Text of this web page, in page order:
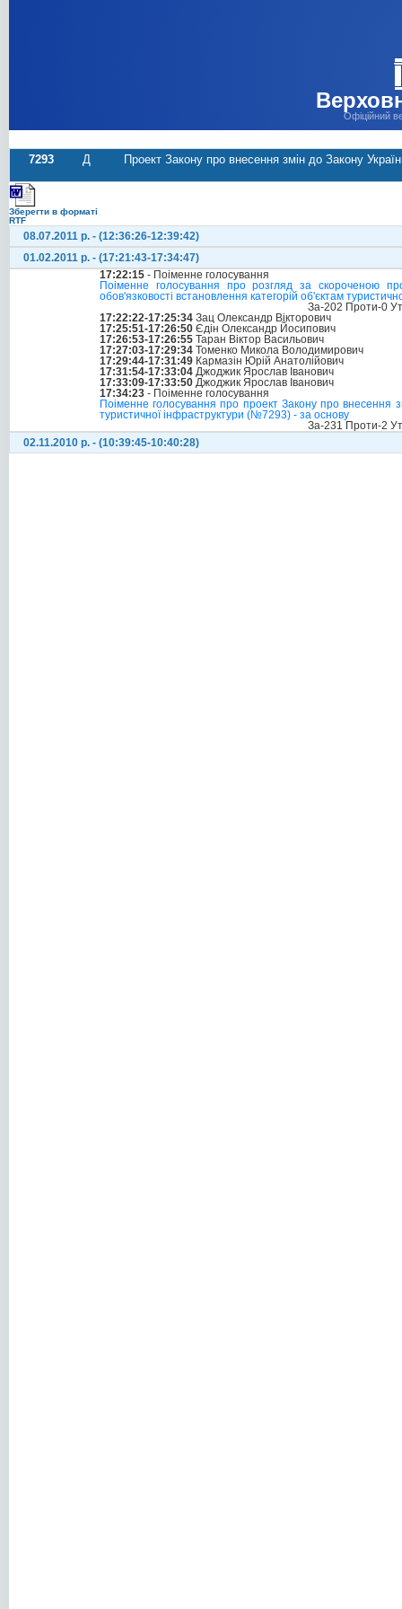
Офіційний
7293 Д Проект Закону про внесення змін до Закону
Зберегти в форматі
RTF
08.07.2011 р. - (12:36:26-12:39:42)
01.02.2011 р. - (17:21:43-17:34:47)
17:22:15 - Поіменне голосування
Поіменне голосування про розгляд за скороченою
обов'язковості встановлення категорій об'єктам
За-202 Проти-0
17:22:22-17:25:34 Зац Олександр Вікторович
17:25:51-17:26:50 Єдін Олександр Йосипович
17:26:53-17:26:55 Таран Віктор Васильович
17:27:03-17:29:34 Томенко Микола Володимирович
17:29:44-17:31:49 Кармазін Юрій Анатолійович
17:31:54-17:33:04 Джоджик Ярослав Іванович
17:33:09-17:33:50 Джоджик Ярослав Іванович
17:34:23 - Поіменне голосування
Поіменне голосування про проект Закону про внесення
туристичної інфраструктури (№7293) - за основу
За-231 Проти-2
02.11.2010 р. - (10:39:45-10:40:28)